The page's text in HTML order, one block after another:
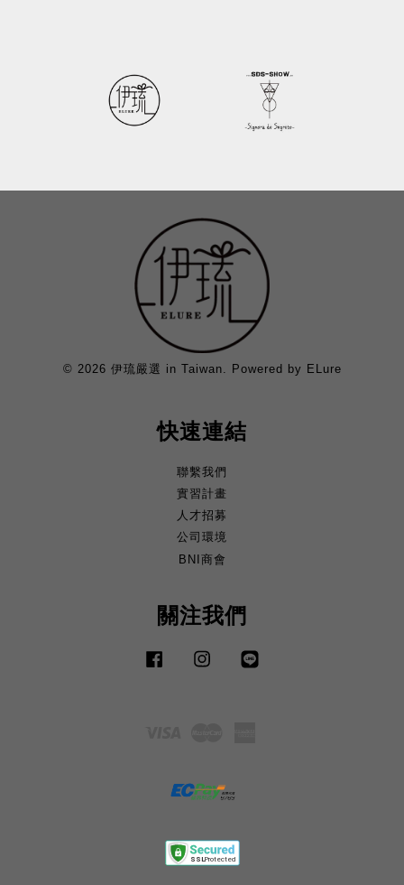
© 2026 伊琉嚴選 in Taiwan. Powered by ELure
快速連結
聯繫我們
實習計畫
人才招募
公司環境
BNI商會
關注我們
Facebook Instagram